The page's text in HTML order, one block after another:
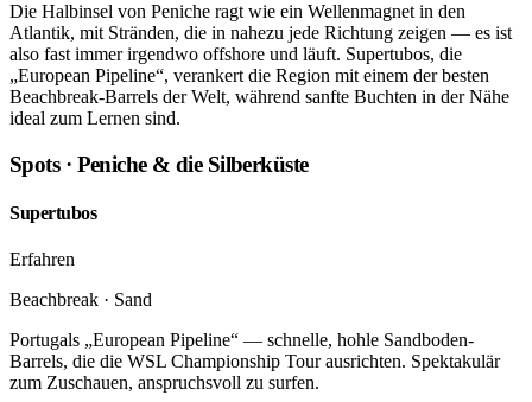
Die Halbinsel von Peniche ragt wie ein Wellenmagnet in den
Atlantik, mit Stränden, die in nahezu jede Richtung zeigen — es ist
also fast immer irgendwo offshore und läuft. Supertubos, die
„European Pipeline“, verankert die Region mit einem der besten
Beachbreak-Barrels der Welt, während sanfte Buchten in der Nähe
ideal zum Lernen sind.
Spots · Peniche & die Silberküste
Supertubos
Erfahren
Beachbreak · Sand
Portugals „European Pipeline“ — schnelle, hohle Sandboden-
Barrels, die die WSL Championship Tour ausrichten. Spektakulär
zum Zuschauen, anspruchsvoll zu surfen.